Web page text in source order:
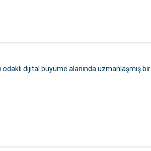
dijital büyüme alanında uzmanlaşmış bir